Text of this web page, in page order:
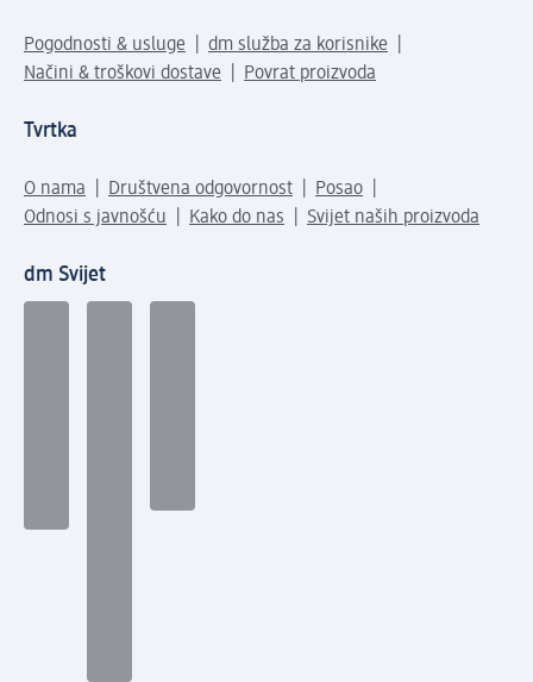
Pogodnosti & usluge
dm služba za korisnike
Načini & troškovi dostave
Povrat proizvoda
Tvrtka
O nama Društvena odgovornost
Posao
Odnosi s javnošću
Kako do nas Svijet naših proizvoda
dm Svijet